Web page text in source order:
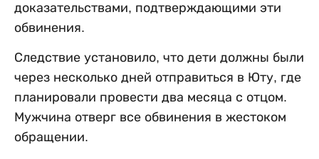
доказательствами, подтверждающими эти
обвинения.
Следствие установило, что дети должны были
через несколько дней отправиться в Юту, где
планировали провести два месяца с отцом.
Мужчина отверг все обвинения в жестоком
обращении.